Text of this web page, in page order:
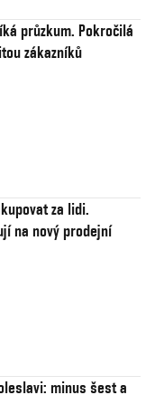
průzkum. Pokročilá
zákazníků
za lidi.
na nový prodejní
minus šest a